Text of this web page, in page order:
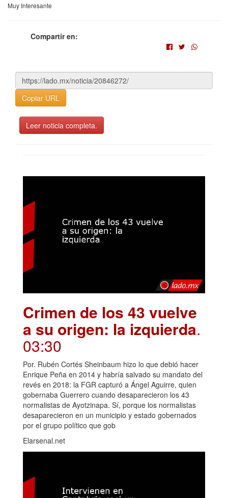
Muy Interesante
Compartir en:
Copiar URL
Leer noticia completa.
Crimen de los 43 vuelve
a su origen: la izquierda.
03:30
Por. Rubén Cortés Sheinbaum hizo lo que debió hacer
Enrique Peña en 2014 y habría salvado su mandato del
revés en 2018: la FGR capturó a Ángel Aguirre, quien
gobernaba Guerrero cuando desaparecieron los 43
normalistas de Ayotzinapa. Sí, porque los normalistas
desaparecieron en un municipio y estado gobernados
por el grupo político que gob
Elarsenal.net